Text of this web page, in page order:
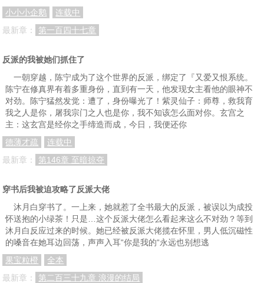
小小小企鹅
连载中
最新章：
第一百四十七章
反派的我被她们抓住了
一朝穿越，陈宁成为了这个世界的反派，绑定了『又爱又恨系统。
陈宁在修真界有着多重身份，直到有一天，他发现女主看他的眼神不
对劲。陈宁猛然发觉：遭了，身份曝光了！紫灵仙子：师尊，救我育
我之人是你，屠我宗门之人也是你，我不知该怎么面对你。玄宫之
主：这玄宫是经你之手缔造而成，今日，我便还你
德薄才疏
连载中
最新章：
第146章 至暗掠夺
穿书后我被迫攻略了反派大佬
沐月白穿书了。一上来，她就惹了全书最大的反派，被误以为成投
怀送抱的小绿茶！只是…这个反派大佬怎么看起来这么不对劲？等到
沐月白反应过来的时候。她已经被反派大佬揽在怀里，男人低沉磁性
的嗓音在她耳边回荡，声声入耳“你是我的“永远也别想逃
果宝粒橙
全本
最新章：
第二百三十九章 浪漫的结局